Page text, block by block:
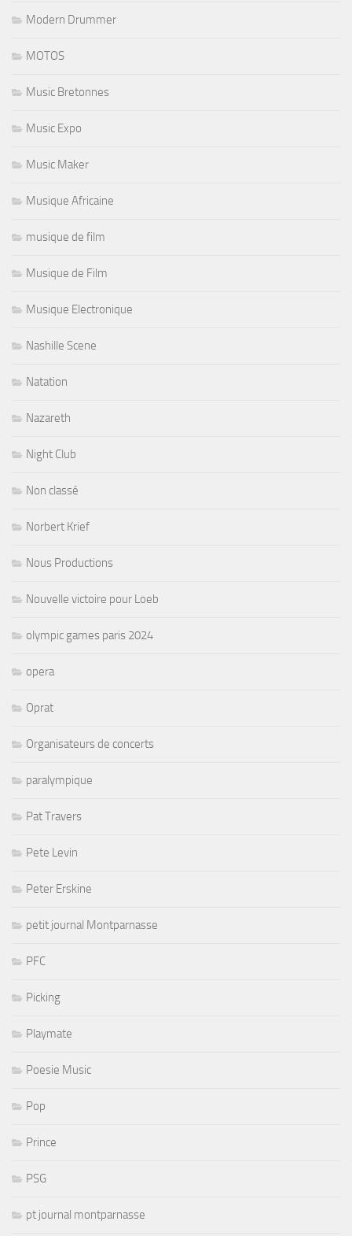
Modern Drummer
MOTOS
Music Bretonnes
Music Expo
Music Maker
Musique Africaine
musique de film
Musique de Film
Musique Electronique
Nashille Scene
Natation
Nazareth
Night Club
Non classé
Norbert Krief
Nous Productions
Nouvelle victoire pour Loeb
olympic games paris 2024
opera
Oprat
Organisateurs de concerts
paralympique
Pat Travers
Pete Levin
Peter Erskine
petit journal Montparnasse
PFC
Picking
Playmate
Poesie Music
Pop
Prince
PSG
pt journal montparnasse